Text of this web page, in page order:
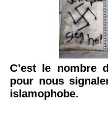
C’est le nombre
pour nous
islamophobe.